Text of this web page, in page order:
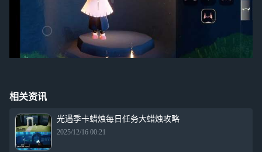
相关资讯
光遇季卡蜡烛每日任务大蜡烛攻略
2025/12/16 00:21